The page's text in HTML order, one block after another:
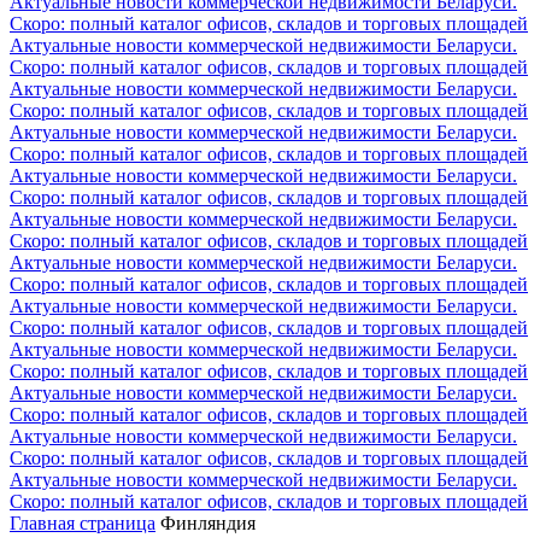
Скоро: полный каталог офисов, складов и торговых площадей
Актуальные новости коммерческой недвижимости Беларуси.
Скоро: полный каталог офисов, складов и торговых площадей
Актуальные новости коммерческой недвижимости Беларуси.
Скоро: полный каталог офисов, складов и торговых площадей
Актуальные новости коммерческой недвижимости Беларуси.
Скоро: полный каталог офисов, складов и торговых площадей
Актуальные новости коммерческой недвижимости Беларуси.
Скоро: полный каталог офисов, складов и торговых площадей
Актуальные новости коммерческой недвижимости Беларуси.
Скоро: полный каталог офисов, складов и торговых площадей
Актуальные новости коммерческой недвижимости Беларуси.
Скоро: полный каталог офисов, складов и торговых площадей
Актуальные новости коммерческой недвижимости Беларуси.
Скоро: полный каталог офисов, складов и торговых площадей
Актуальные новости коммерческой недвижимости Беларуси.
Скоро: полный каталог офисов, складов и торговых площадей
Актуальные новости коммерческой недвижимости Беларуси.
Скоро: полный каталог офисов, складов и торговых площадей
Актуальные новости коммерческой недвижимости Беларуси.
Скоро: полный каталог офисов, складов и торговых площадей
Актуальные новости коммерческой недвижимости Беларуси.
Скоро: полный каталог офисов, складов и торговых площадей
Главная страница Финляндия